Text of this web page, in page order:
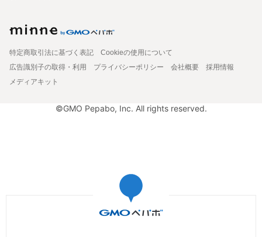
特定商取引法に基づく表記
Cookieの使用について
広告識別子の取得・利用
プライバシーポリシー 会社概要
採用情報
メディアキット
©GMO Pepabo, Inc. All rights reserved.